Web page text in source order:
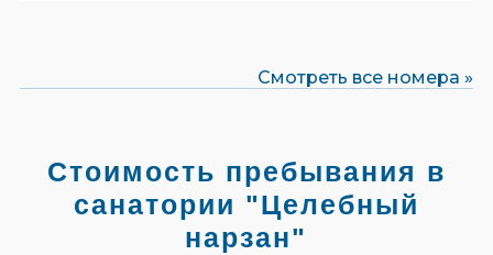
Смотреть все номера »
Стоимость пребывания в
санатории "Целебный
нарзан"